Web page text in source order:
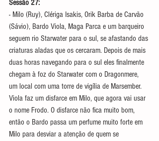
Sessão 27:
- Milo (Ruy), Clériga Isakis, Orik Barba de Carvão
(Sávio), Bardo Viola, Maga Parca e um barqueiro
seguem rio Starwater para o sul, se afastando das
criaturas aladas que os cercaram. Depois de mais
duas horas navegando para o sul eles finalmente
chegam à foz do Starwater com o Dragonmere,
um local com uma torre de vigília de Marsember.
Viola faz um disfarce em Milo, que agora vai usar
o nome Frodo. O disfarce não fica muito bom,
então o Bardo passa um perfume muito forte em
Milo para desviar a atenção de quem se